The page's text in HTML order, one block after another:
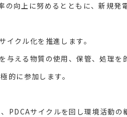
向上に努めるとともに、新規発
クル化を推進します。
える物質の使用、保管、処理を
的に参加します。
サイクルを回し環境活動の